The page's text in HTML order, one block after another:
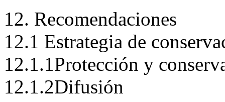
12. Recomendaciones
12.1 Estrategia de
12.1.1Protección y
12.1.2Difusión